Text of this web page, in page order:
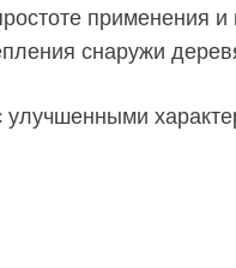
применения и
снаружи